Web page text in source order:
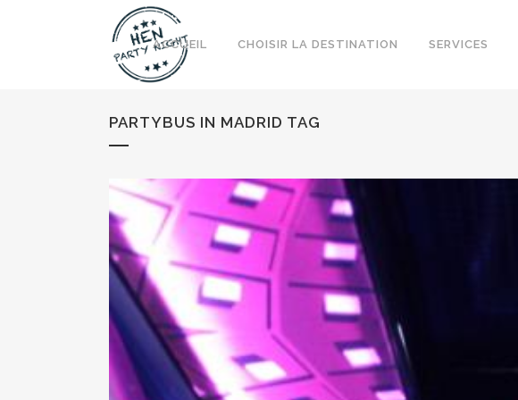
ACCUEIL CHOISIR LA DESTINATION SERVICES
PARTYBUS IN MADRID TAG